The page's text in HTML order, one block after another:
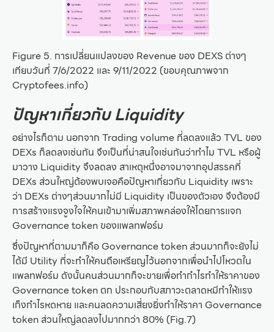
Figure 5. การเปลี่ยนแปลงของ Revenue ของ DEXS ต่างๆ
เทียบวันที่ 7/6/2022 และ 9/11/2022 (ขอบคุณภาพจาก
Cryptofees.info)
ปัญหาเกี่ยวกับ Liquidity
อย่างไรก็ตาม นอกจาก Trading volume ที่ลดลงแล้ว TVL ของ
DEXs ก็ลดลงเช่นกัน จึงเป็นที่น่าสนใจเช่นกันว่าทำไม TVL หรือผู้
มาวาง Liquidity จึงลดลง สาเหตุหนึ่งอาจมาจากอุปสรรคที่
DEXs ส่วนใหญ่ต้องพบเจอคือปัญหาเกี่ยวกับ Liquidity เพราะ
ว่า DEXs ต่างๆส่วนมากไม่มี Liquidity เป็นของตัวเอง จึงต้องมี
การสร้างแรงจูงใจให้คนเข้ามาเพิ่มสภาพคล่องให้โดยการแจก
Governance token ของแพลทฟอร์ม
ซึ่งปัญหาที่ตามมาก็คือ Governance token ส่วนมากก็จะยังไม่
ได้มี Utility ที่จะทำให้คนถือเหรียญไว้นอกจากเพื่อนำไปโหวตใน
แพลทฟอร์ม ดังนั้นคนส่วนมากก็จะขายเพื่อทำกำไรทำให้ราคาของ
Governance token ตก ประกอบกับสภาวะตลาดหมีทำให้แรง
เก็งกำไรหดหาย และคนลดความเสี่ยงยิ่งทำให้ราคา Governance
token ส่วนใหญ่ลดลงไปมากกว่า 80% (Fig.7)